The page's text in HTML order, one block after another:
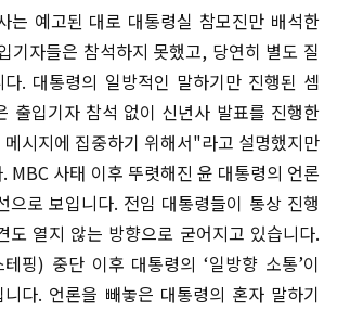
는 예고된 대로 대통령실 참모진만 배석한
기자들은 참석하지 못했고, 당연히 별도 질
다. 대통령의 일방적인 말하기만 진행된 셈
출입기자 참석 없이 신년사 발표를 진행한
시지에 집중하기 위해서"라고 설명했지만
MBC 사태 이후 뚜렷해진 윤 대통령의 언론
으로 보입니다. 전임 대통령들이 통상 진행
도 열지 않는 방향으로 굳어지고 있습니다.
핑) 중단 이후 대통령의 ‘일방향 소통’이
다. 언론을 빼놓은 대통령의 혼자 말하기